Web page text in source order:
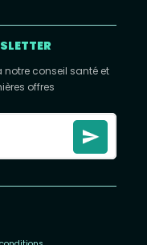
conseil santé et
offres